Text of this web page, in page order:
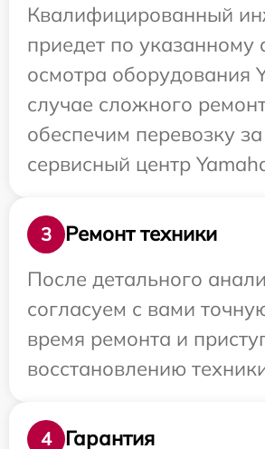
Квалифицированный
приедет по указанному
осмотра оборудования
случае сложного
обеспечим перевозку
сервисный центр
3
Ремонт техники
После детального
согласуем с вами
время ремонта и
восстановлению
4 Гарантия